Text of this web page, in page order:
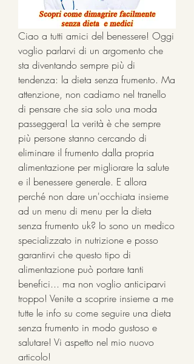
Ciao a tutti amici del benessere! Oggi
voglio parlarvi di un argomento che
sta diventando sempre più di
tendenza: la dieta senza frumento. Ma
attenzione, non cadiamo nel tranello
di pensare che sia solo una moda
passeggera! La verità è che sempre
più persone stanno cercando di
eliminare il frumento dalla propria
alimentazione per migliorare la salute
e il benessere generale. E allora
perché non dare un'occhiata insieme
ad un menu di menu per la dieta
senza frumento uk? Io sono un medico
specializzato in nutrizione e posso
garantirvi che questo tipo di
alimentazione può portare tanti
benefici... ma non voglio anticiparvi
troppo! Venite a scoprire insieme a me
tutte le info su come seguire una dieta
senza frumento in modo gustoso e
salutare! Vi aspetto nel mio nuovo
articolo!